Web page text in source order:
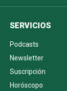
SERVICIOS
Podcasts
Newsletter
Suscripción
Horóscopo